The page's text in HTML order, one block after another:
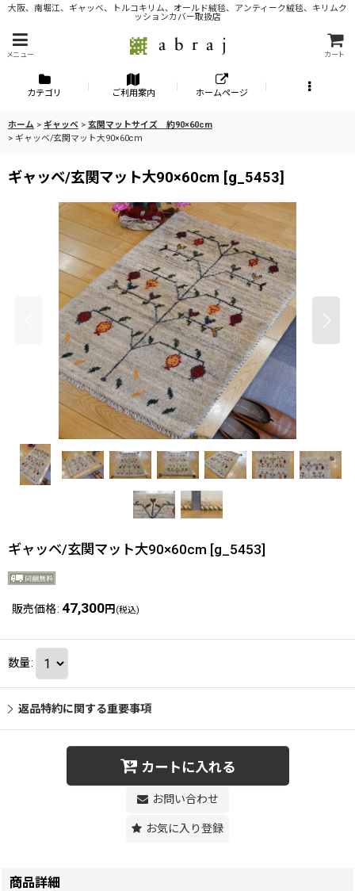
大阪、南堀江、ギャッベ、トルコキリム、オールド絨毯、アンティーク絨毯、キリムク
ッションカバー取扱店
メニュー カート
カテゴリ ご利用案内 ホームページ
ホーム > ギャッベ > 玄関マットサイズ 約90×60cm
> ギャッベ/玄関マット大90×60cm
ギャッベ/玄関マット大90×60cm [g_5453]
ギャッベ/玄関マット大90×60cm [g_5453]
販売価格: 47,300円 (税込)
数量:
返品特約に関する重要事項
カートに入れる
お問い合わせ
お気に入り登録
商品詳細